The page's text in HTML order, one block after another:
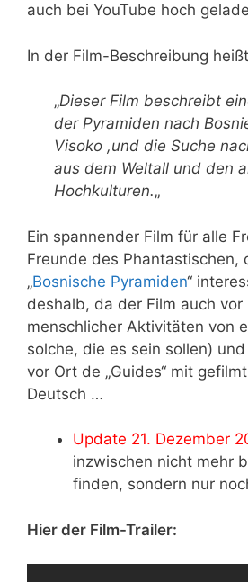
auch bei YouTube hoch
In der Film-Beschreibung
„Dieser Film beschreibt
der Pyramiden nach
Visoko ,und die Suche
aus dem Weltall und den
Hochkulturen.„
Ein spannender Film für alle
Freunde des Phantastischen,
„Bosnische Pyramiden“
deshalb, da der Film auch vor
menschlicher Aktivitäten von
solche, die es sein sollen)
vor Ort de „Guides“ mit
Deutsch …
Update 21. Dezember
inzwischen nicht mehr
finden, sondern nur
Hier der Film-Trailer: